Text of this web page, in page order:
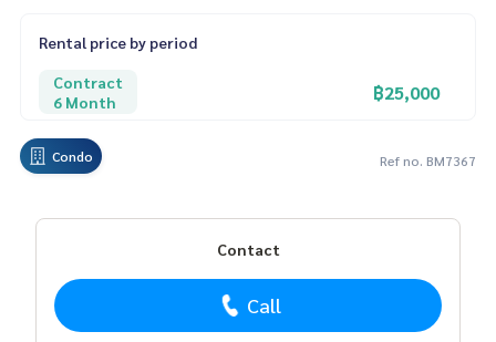
Rental price by period
Contract
6 Month
฿25,000
Condo Ref no. BM7367
Contact
Call